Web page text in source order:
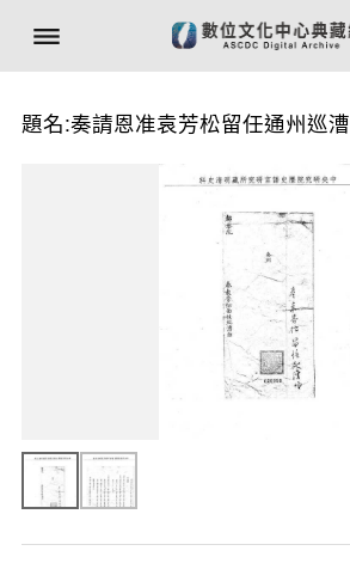
題名:奏請恩准袁芳松留任通州巡漕